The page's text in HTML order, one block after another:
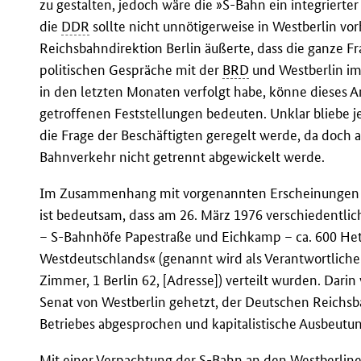
zu gestalten, jedoch wäre die »S-Bahn ein
die DDR sollte nicht unnötigerweise in Westberlin
Reichsbahndirektion Berlin äußerte, dass die ganze
politischen Gespräche mit der BRD und Westberlin
in den letzten Monaten verfolgt habe, könne dieses
getroffenen Feststellungen bedeuten. Unklar bliebe
die Frage der Beschäftigten geregelt werde, da
Bahnverkehr nicht getrennt abgewickelt werde.
Im Zusammenhang mit vorgenannten
ist bedeutsam, dass am 26. März 1976
– S-Bahnhöfe Papestraße und Eichkamp – ca. 600
Westdeutschlands« (genannt wird als
Zimmer, 1 Berlin 62, [Adresse]) verteilt wurden.
Senat von Westberlin gehetzt, der Deutschen
Betriebes abgesprochen und kapitalistische